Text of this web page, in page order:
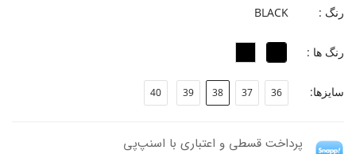
-جنس پاشنه: بخشی از زیره
-ارتفاع پاشنه: 3 سانتی‌متر
-ارتفاع ساق: 21 سانتی متر
-فرم قالب: نوک گرد با پنجه پهن
-پاخور: سایز همیشگی خود را انتخاب کنید.
رنگ : BLACK
رنگ ها :
سایزها: 36
37
38
39
40
پرداخت قسطی و اعتباری با اسنپ‌پی